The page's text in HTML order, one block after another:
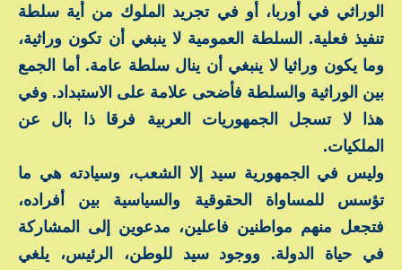
الوراثي في أوربا، أو في تجريد الملوك من أية سلطة
تنفيذ فعلية. السلطة العمومية لا ينبغي أن تكون وراثية،
وما يكون وراثيا لا ينبغي أن ينال سلطة عامة. أما الجمع
بين الوراثية والسلطة فأضحى علامة على الاستبداد. وفي
هذا لا تسجل الجمهوريات العربية فرقا ذا بال عن
الملكيات.
وليس في الجمهورية سيد إلا الشعب، وسيادته هي ما
تؤسس للمساواة الحقوقية والسياسية بين أفراده،
فتجعل منهم مواطنين فاعلين، مدعوين إلى المشاركة
في حياة الدولة. ووجود سيد للوطن، الرئيس، يلغي